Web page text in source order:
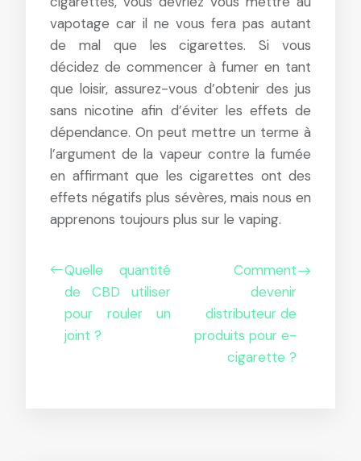
vapotage car il ne vous fera pas autant
de mal que les cigarettes. Si vous
décidez de commencer à fumer en tant
que loisir, assurez-vous d’obtenir des jus
sans nicotine afin d’éviter les effets de
dépendance. On peut mettre un terme à
l’argument de la vapeur contre la fumée
en affirmant que les cigarettes ont des
effets négatifs plus sévères, mais nous en
apprenons toujours plus sur le vaping.
Quelle quantité
de CBD utiliser
pour rouler un
joint ?
Comment
devenir
distributeur de
produits pour e-
cigarette ?